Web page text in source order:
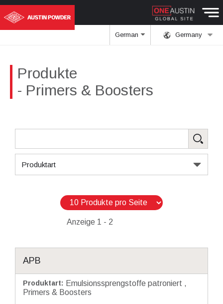
Germany
German
Produkte
- Primers & Boosters
Produktart
Anzeige 1 - 2
APB
Produktart: Emulsionssprengstoffe patroniert
Primers & Boosters